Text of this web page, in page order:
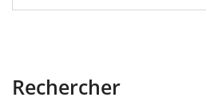
Rechercher